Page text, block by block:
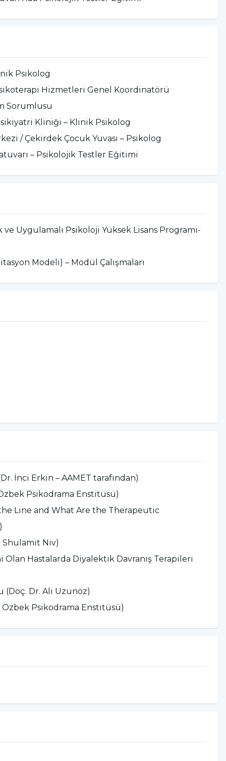
kullanımının hastalık şiddeti ve
başlıklı tez çalışmasını sunmuştur.
Hizmetleri Genel Koordinatörü olarak
etmektedir.
Psikolog
Hizmetleri Genel Koordinatörü
Sorumlusu
Kliniği – Klinik Psikolog
/ Çekirdek Çocuk Yuvası – Psikolog
– Psikolojik Testler Eğitimi
Uygulamalı Psikoloji Yüksek Lisans Programı-
Modeli) – Modül Çalışmaları
İnci Erkin – AAMET tarafından)
Psikodrama Enstitüsü)
Line and What Are the Therapeutic
Shulamit Niv)
Hastalarda Diyalektik Davranış Terapileri
(Doç. Dr. Ali Uzunöz)
Özbek Psikodrama Enstitüsü)